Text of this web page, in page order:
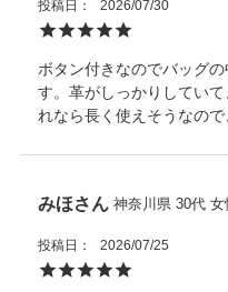
投稿日 2026/07/30
ボタン付きなのでバッグ
す。革がしっかりしてい
れなら長く使えそうなので
みほ 神奈川県 30代 女
投稿日 2026/07/25